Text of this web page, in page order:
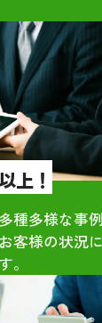
間違い
していま
ありがと
上！
種多様な事
客様の状況
。